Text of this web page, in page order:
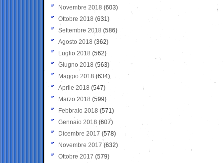
Novembre 2018 (603)
Ottobre 2018 (631)
Settembre 2018 (586)
Agosto 2018 (362)
Luglio 2018 (562)
Giugno 2018 (563)
Maggio 2018 (634)
Aprile 2018 (547)
Marzo 2018 (599)
Febbraio 2018 (571)
Gennaio 2018 (607)
Dicembre 2017 (578)
Novembre 2017 (632)
Ottobre 2017 (579)